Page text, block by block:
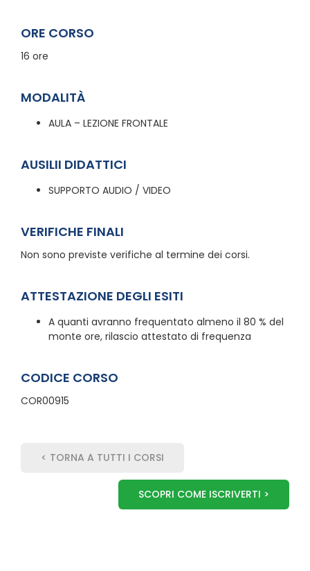
ORE CORSO
16 ore
MODALITÀ
AULA – LEZIONE FRONTALE
AUSILII DIDATTICI
SUPPORTO AUDIO / VIDEO
VERIFICHE FINALI
Non sono previste verifiche al termine dei corsi.
ATTESTAZIONE DEGLI ESITI
A quanti avranno frequentato almeno il 80 % del
monte ore, rilascio attestato di frequenza
CODICE CORSO
COR00915
< TORNA A TUTTI I CORSI
SCOPRI COME ISCRIVERTI >